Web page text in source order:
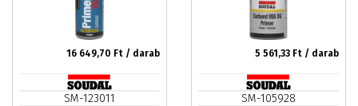
16 649,70 Ft / darab
SM-123011
5 561,33 Ft / darab
SM-105928